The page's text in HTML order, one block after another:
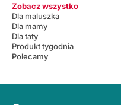
Zobacz wszystko
Dla maluszka
Dla mamy
Dla taty
Produkt tygodnia
Polecamy